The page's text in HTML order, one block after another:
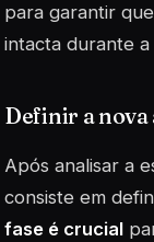
para garantir
intacta durante a
Definir a nova
Após analisar a
consiste em
fase é crucial